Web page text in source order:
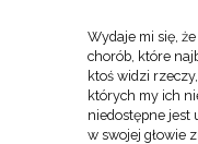
Wydaje mi się,
chorób, które
ktoś widzi
których my ich
niedostępne jest
w swojej głowie